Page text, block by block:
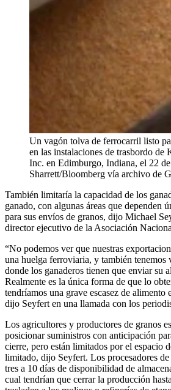
Un vagón tolva de ferrocarril listo
en las instalaciones de trasbordo
Inc. en Edimburgo, Indiana, el 22
Sharrett/Bloomberg vía archivo de
También limitaría la capacidad de los
ganado, con algunas áreas que dependen
para sus envíos de granos, dijo Michael
director ejecutivo de la Asociación
“No podemos ver que nuestras
una huelga ferroviaria, y también tenemos
donde los ganaderos tienen que enviar su
Realmente es la única forma de que lo
tendríamos una grave escasez de alimento
dijo Seyfert en una llamada con los
Los agricultores y productores de granos
posicionar suministros con anticipación
cierre, pero están limitados por el espacio
limitado, dijo Seyfert. Los procesadores de
tres a 10 días de disponibilidad de
cual tendrían que cerrar la producción